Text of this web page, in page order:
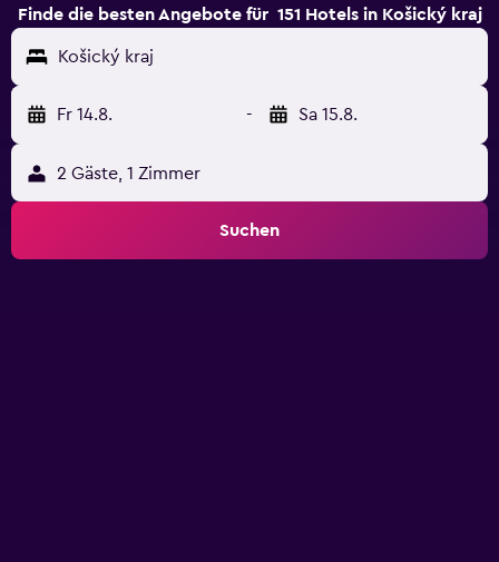
Finde die besten Angebote für 151 Hotels in Košický kraj
Košický kraj
Fr 14.8. - Sa 15.8.
2 Gäste, 1 Zimmer
Suchen